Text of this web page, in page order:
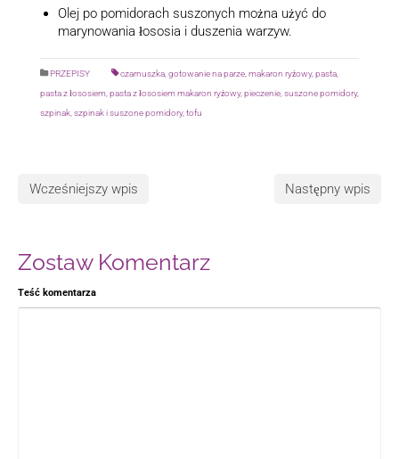
Olej po pomidorach suszonych można użyć do
marynowania łososia i duszenia warzyw.
PRZEPISY czarnuszka gotowanie na parze makaron ryżowy, pasta
pasta z łososiem pasta z łososiem makaron ryżowy, pieczenie suszone pomidory,
szpinak szpinak i suszone pomidory, tofu
Wcześniejszy wpis Następny wpis
Zostaw Komentarz
Teść komentarza